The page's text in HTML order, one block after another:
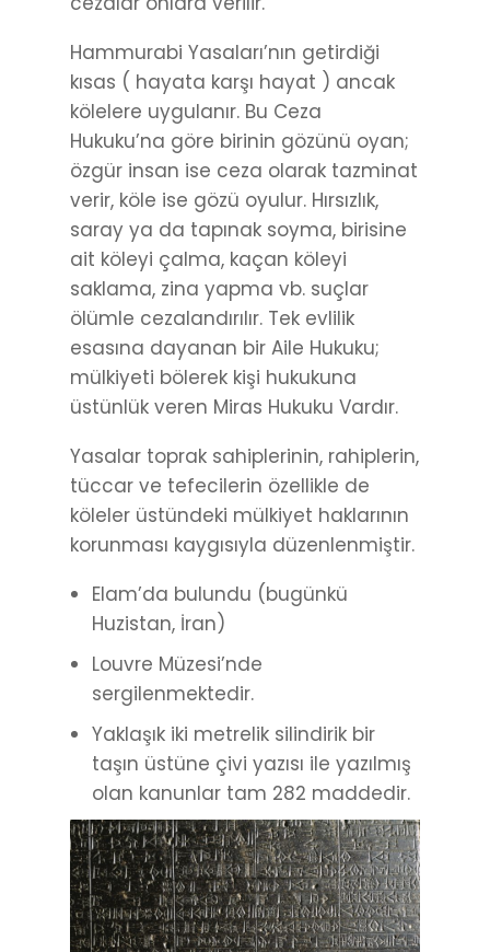
Hammurabi Yasaları’nın getirdiği
kısas ( hayata karşı hayat ) ancak
kölelere uygulanır. Bu Ceza
Hukuku’na göre birinin gözünü oyan;
özgür insan ise ceza olarak tazminat
verir, köle ise gözü oyulur. Hırsızlık,
saray ya da tapınak soyma, birisine
ait köleyi çalma, kaçan köleyi
saklama, zina yapma vb. suçlar
ölümle cezalandırılır. Tek evlilik
esasına dayanan bir Aile Hukuku;
mülkiyeti bölerek kişi hukukuna
üstünlük veren Miras Hukuku Vardır.
Yasalar toprak sahiplerinin, rahiplerin,
tüccar ve tefecilerin özellikle de
köleler üstündeki mülkiyet haklarının
korunması kaygısıyla düzenlenmiştir.
Elam’da bulundu (bugünkü
Huzistan, İran)
Louvre Müzesi’nde
sergilenmektedir.
Yaklaşık iki metrelik silindirik bir
taşın üstüne çivi yazısı ile yazılmış
olan kanunlar tam 282 maddedir.